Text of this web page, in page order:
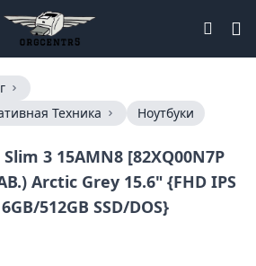
Техника
Ноутбуки
3 15AMN8 [82XQ00N7P
Arctic Grey 15.6" {FHD IPS
512GB SSD/DOS}